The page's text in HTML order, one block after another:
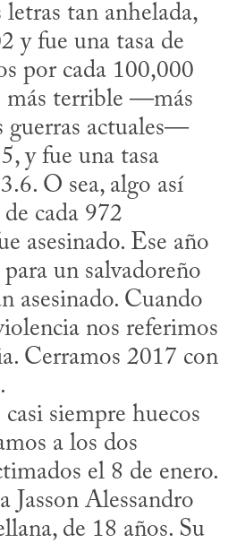
letras tan anhelada,
y fue una tasa de
por cada 100,000
más terrible —más
guerras actuales—
y fue una tasa
O sea, algo así
cada 972
asesinado. Ese año
un salvadoreño
asesinado. Cuando
nos referimos
Cerramos 2017 con
a los dos
el 8 de enero.
Jasson Alessandro
de 18 años. Su